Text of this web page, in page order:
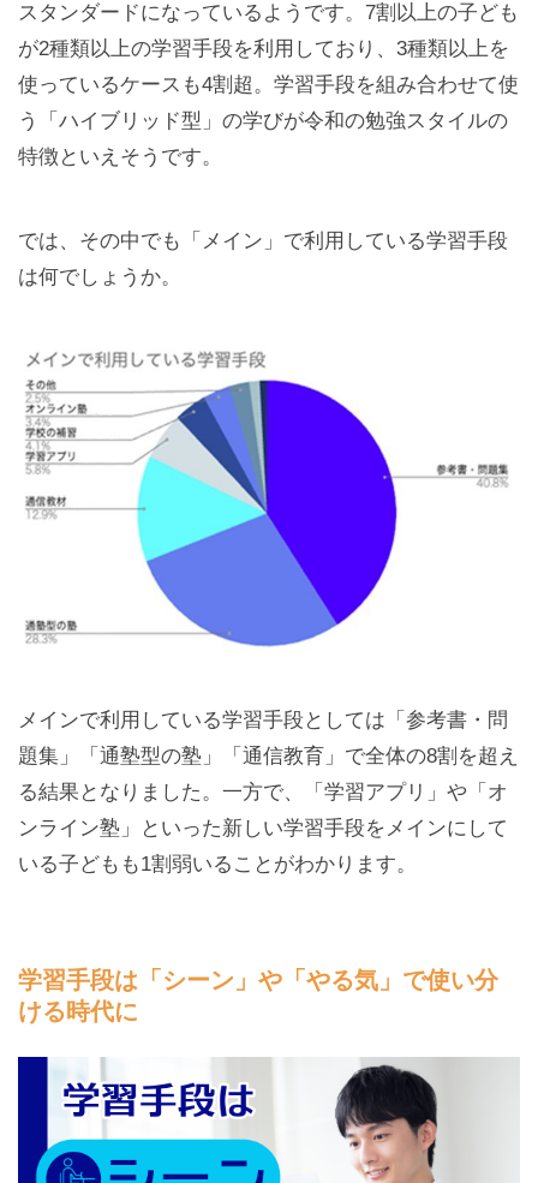
スタンダードになっているようです。7割以上の子ども
が2種類以上の学習手段を利用しており、3種類以上を
使っているケースも4割超。学習手段を組み合わせて使
う「ハイブリッド型」の学びが令和の勉強スタイルの
特徴といえそうです。
では、その中でも「メイン」で利用している学習手段
は何でしょうか。
メインで利用している学習手段としては「参考書・問
題集」「通塾型の塾」「通信教育」で全体の8割を超え
る結果となりました。一方で、「学習アプリ」や「オ
ンライン塾」といった新しい学習手段をメインにして
いる子どもも1割弱いることがわかります。
学習手段は「シーン」や「やる気」で使い分
ける時代に